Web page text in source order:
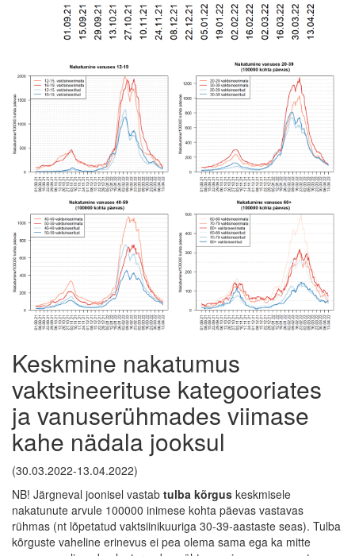
Keskmine nakatumus
vaktsineerituse kategooriates
ja vanuserühmades viimase
kahe nädala jooksul
(30.03.2022-13.04.2022)
NB! Järgneval joonisel vastab tulba kõrgus keskmisele
nakatunute arvule 100000 inimese kohta päevas vastavas
rühmas (nt lõpetatud vaktsiinikuuriga 30-39-aastaste seas). Tulba
kõrguste vaheline erinevus ei pea olema sama ega ka mitte